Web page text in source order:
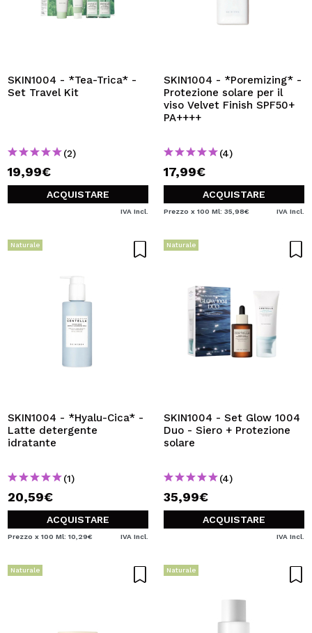
SKIN1004 - *Tea-Trica* -
Set Travel Kit
(2)
19,99€
ACQUISTARE
IVA Incl.
SKIN1004 - *Poremizing* -
Protezione solare per il
viso Velvet Finish SPF50+
PA++++
(4)
17,99€
ACQUISTARE
Prezzo x 100 Ml: 35,98€ IVA Incl.
Naturale
SKIN1004 - *Hyalu-Cica* -
Latte detergente
idratante
(1)
20,59€
ACQUISTARE
Prezzo x 100 Ml: 10,29€ IVA Incl.
Naturale
SKIN1004 - Set Glow 1004
Duo - Siero + Protezione
solare
(4)
35,99€
ACQUISTARE
IVA Incl.
Naturale Naturale